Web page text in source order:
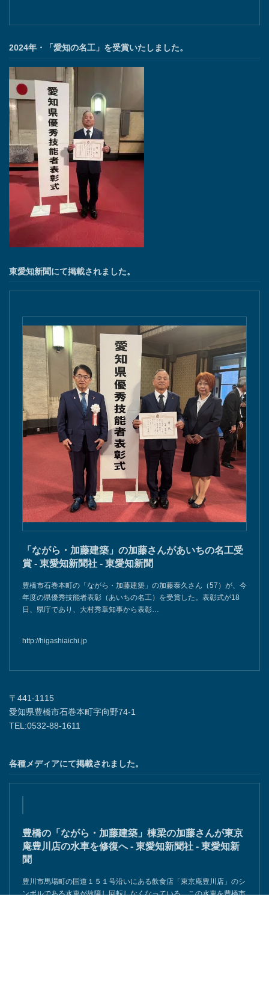
2024年・「愛知の名工」を受賞いたしました。
東愛知新聞にて掲載されました。
「ながら・加藤建築」の加藤さんがあいちの名工受
賞 - 東愛知新聞社 - 東愛知新聞
豊橋市石巻本町の「ながら・加藤建築」の加藤泰久さん（57）が、今
年度の県優秀技能者表彰（あいちの名工）を受賞した。表彰式が18
日、県庁であり、大村秀章知事から表彰…
http://higashiaichi.jp
〒441-1115
愛知県豊橋市石巻本町字向野74-1
TEL:0532-88-1611
各種メディアにて掲載されました。